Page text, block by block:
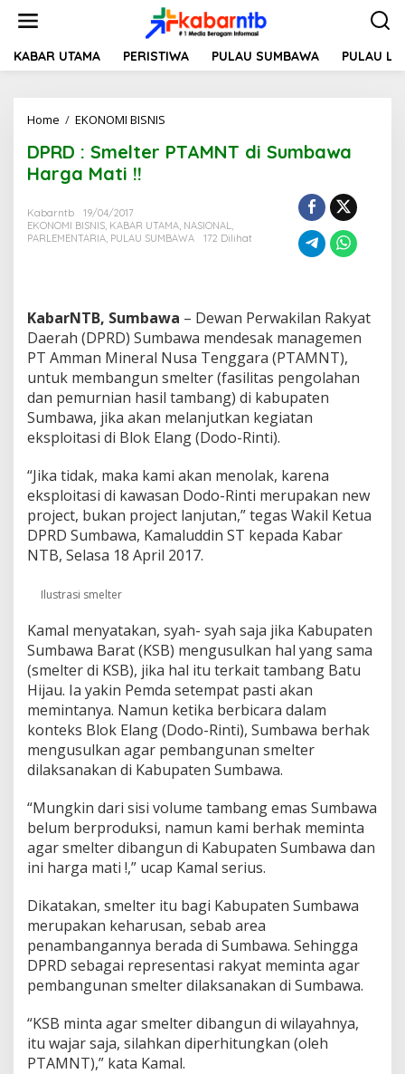
t
KABAR UTAMA PERISTIWA PULAU SUMBAWA PULAU
Home / EKONOMI BISNIS
R
e
P
T
A
M
N
T
d
S
m
b
a
a
H
a
M
a
i
!
!
DPRD : Smelter PTAMNT di Sumbawa
Harga Mati !!
Kabarntb
19/04/2017
EKONOMI BISNIS, KABAR UTAMA, NASIONAL,
PARLEMENTARIA, PULAU SUMBAWA 172 Dilihat
KabarNTB, Sumbawa – Dewan Perwakilan Rakyat
Daerah (DPRD) Sumbawa mendesak managemen
PT Amman Mineral Nusa Tenggara (PTAMNT),
untuk membangun smelter (fasilitas pengolahan
dan pemurnian hasil tambang) di kabupaten
Sumbawa, jika akan melanjutkan kegiatan
eksploitasi di Blok Elang (Dodo-Rinti).
“Jika tidak, maka kami akan menolak, karena
eksploitasi di kawasan Dodo-Rinti merupakan new
project, bukan project lanjutan,” tegas Wakil Ketua
DPRD Sumbawa, Kamaluddin ST kepada Kabar
NTB, Selasa 18 April 2017.
Ilustrasi smelter
Kamal menyatakan, syah- syah saja jika Kabupaten
Sumbawa Barat (KSB) mengusulkan hal yang sama
(smelter di KSB), jika hal itu terkait tambang Batu
Hijau. Ia yakin Pemda setempat pasti akan
memintanya. Namun ketika berbicara dalam
konteks Blok Elang (Dodo-Rinti), Sumbawa berhak
mengusulkan agar pembangunan smelter
dilaksanakan di Kabupaten Sumbawa.
“Mungkin dari sisi volume tambang emas Sumbawa
belum berproduksi, namun kami berhak meminta
agar smelter dibangun di Kabupaten Sumbawa dan
ini harga mati !,” ucap Kamal serius.
Dikatakan, smelter itu bagi Kabupaten Sumbawa
merupakan keharusan, sebab area
penambangannya berada di Sumbawa. Sehingga
DPRD sebagai representasi rakyat meminta agar
pembangunan smelter dilaksanakan di Sumbawa.
“KSB minta agar smelter dibangun di wilayahnya,
itu wajar saja, silahkan diperhitungkan (oleh
PTAMNT),” kata Kamal.